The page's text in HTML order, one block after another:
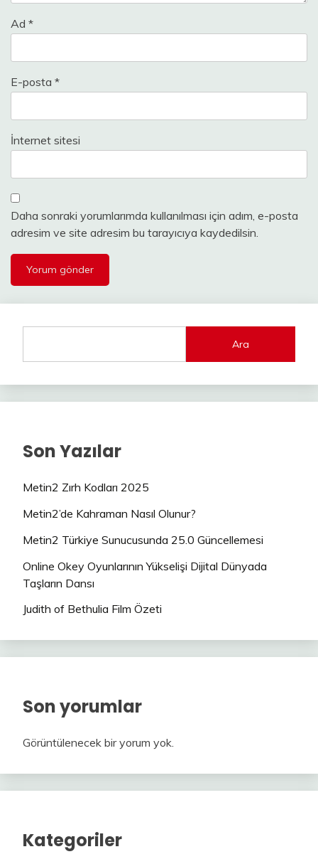
Ad *
E-posta *
İnternet sitesi
Daha sonraki yorumlarımda kullanılması için adım, e-posta
adresim ve site adresim bu tarayıcıya kaydedilsin.
Ara
Son Yazılar
Metin2 Zırh Kodları 2025
Metin2’de Kahraman Nasıl Olunur?
Metin2 Türkiye Sunucusunda 25.0 Güncellemesi
Online Okey Oyunlarının Yükselişi Dijital Dünyada
Taşların Dansı
Judith of Bethulia Film Özeti
Son yorumlar
Görüntülenecek bir yorum yok.
Kategoriler